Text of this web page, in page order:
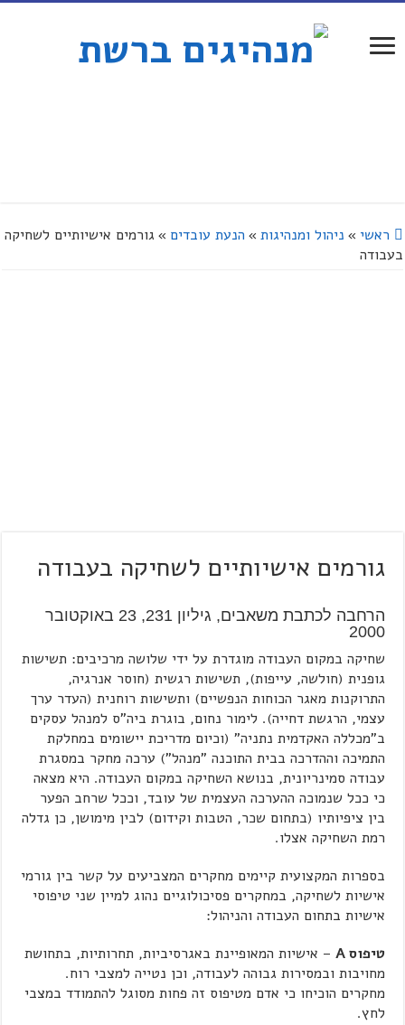
ראשי » ניהול ומנהיגות » הנעת עובדים » גורמים אישיותיים לשחיקה
בעבודה
גורמים אישיותיים לשחיקה בעבודה
הרחבה לכתבת משאבים, גיליון 231, 23 באוקטובר
2000
שחיקה במקום העבודה מוגדרת על ידי שלושה מרכיבים: תשישות
גופנית (חולשה, עייפות), תשישות רגשית (חוסר אנרגיה,
התרוקנות מאגר הכוחות הנפשיים) ותשישות רוחנית (העדר ערך
עצמי, הרגשת דחייה). לימור נחום, בוגרת ביה"ס למנהל עסקים
ב"מכללה האקדמית נתניה" (וכיום מדריכת יישומים במחלקת
התמיכה וההדרכה בבית התוכנה "מנהל") ערכה מחקר במסגרת
עבודה סמינריונית, בנושא השחיקה במקום העבודה. היא מצאה
כי ככל שנמוכה ההערכה העצמית של עובד, וככל שרחב הפער
בין ציפיותיו (בתחום שכר, הטבות וקידום) לבין מימושן, כן גדלה
רמת השחיקה אצלו.
בספרות המקצועית קיימים מחקרים המצביעים על קשר בין גורמי
אישיות לשחיקה, במחקרים פסיכולוגיים נהוג למיין שני טיפוסי
אישיות בתחום העבודה והניהול:
טיפוסA – אישיות המאופיינת באגרסיביות, תחרותיות, בתחושת
מחויבות ובמסירות גבוהה לעבודה, וכן נטייה למצבי רוח.
מחקרים הוכיחו כי אדם מטיפוס זה פחות מסוגל להתמודד במצבי
לחץ.